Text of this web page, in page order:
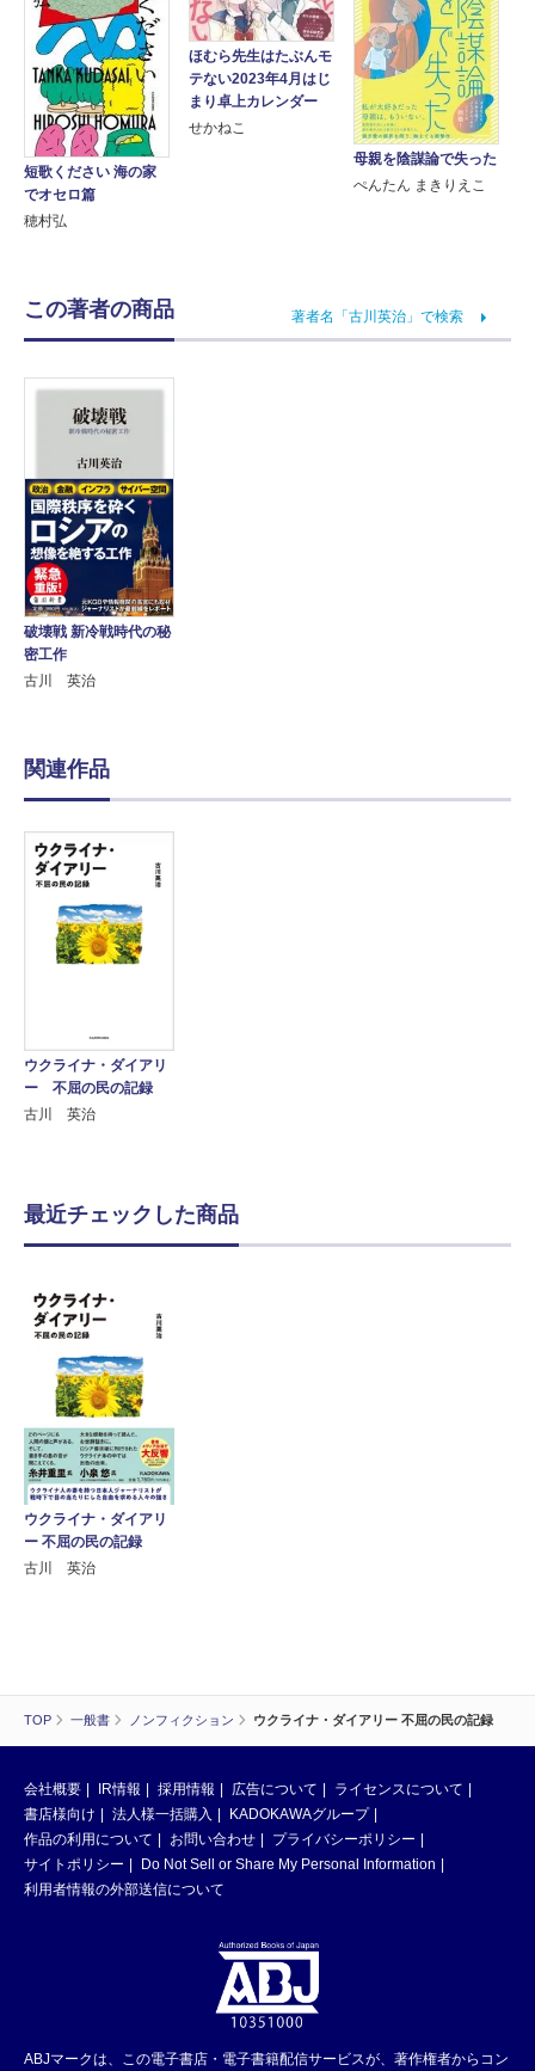
TOP 一般書 ノンフィクション ウクライナ・ダイアリー 不屈の民の記録
短歌ください 海の家
でオセロ篇
穂村弘
ほむら先生はたぶんモ
テない2023年4月はじ
まり卓上カレンダー
せかねこ
母親を陰謀論で失った
ぺんたん まきりえこ
この著者の商品 著者名「古川英治」で検索
破壊戦 新冷戦時代の秘
密工作
古川 英治
関連作品
ウクライナ・ダイアリ
ー 不屈の民の記録
古川 英治
最近チェックした商品
ウクライナ・ダイアリ
ー 不屈の民の記録
古川 英治
会社概要 IR情報 採用情報 広告について
ライセンスについて
書店様向け
法人様一括購入
KADOKAWAグループ
作品の利用について
お問い合わせ
プライバシーポリシー
サイトポリシー
Do Not Sell or Share My Personal Information
利用者情報の外部送信について
ABJマークは、この電子書店・電子書籍配信サービスが、著作権者からコン